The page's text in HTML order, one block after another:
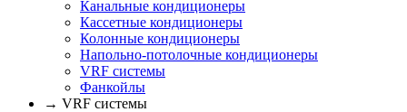
Канальные кондиционеры
Кассетные кондиционеры
Колонные кондиционеры
Напольно-потолочные кондиционеры
VRF системы
Фанкойлы
→ VRF системы